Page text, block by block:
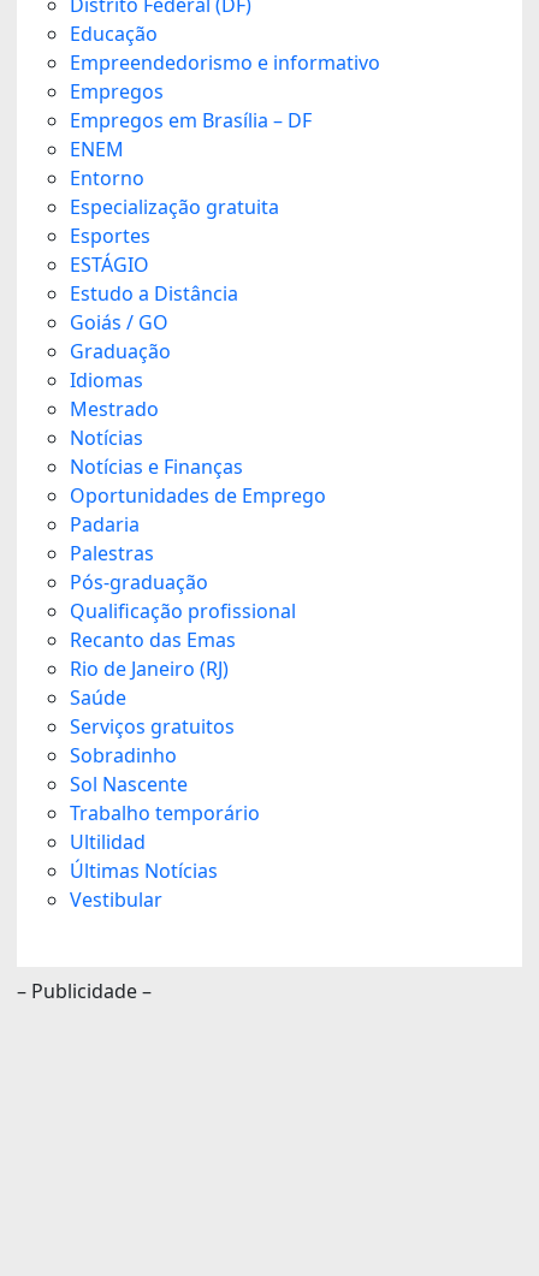
Educação
Empreendedorismo e informativo
Empregos
Empregos em Brasília – DF
ENEM
Entorno
Especialização gratuita
Esportes
ESTÁGIO
Estudo a Distância
Goiás / GO
Graduação
Idiomas
Mestrado
Notícias
Notícias e Finanças
Oportunidades de Emprego
Padaria
Palestras
Pós-graduação
Qualificação profissional
Recanto das Emas
Rio de Janeiro (RJ)
Saúde
Serviços gratuitos
Sobradinho
Sol Nascente
Trabalho temporário
Ultilidad
Últimas Notícias
Vestibular
– Publicidade –